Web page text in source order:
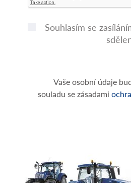
Souhlasím se
Vaše osobní údaje
souladu se zásadami